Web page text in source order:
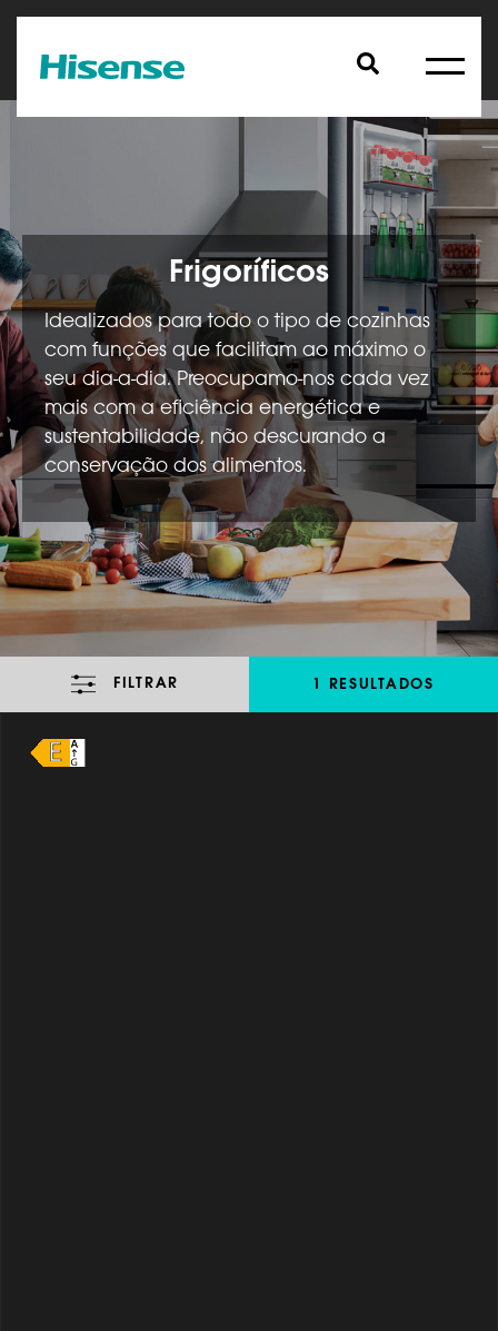
Frigoríficos
Idealizados para todo o tipo de cozinhas
com funções que facilitam ao máximo o
seu dia-a-dia. Preocupamo-nos cada vez
mais com a eficiência energética e
sustentabilidade, não descurando a
conservação dos alimentos.
FILTRAR 1 RESULTADOS